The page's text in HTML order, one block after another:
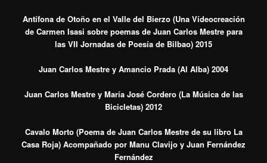
Antífona de Otoño en el Valle del Bierzo (Una Vídeocreación
de Carmen Isasi sobre poemas de Juan Carlos Mestre para
las VII Jornadas de Poesía de Bilbao) 2015
Juan Carlos Mestre y Amancio Prada (Al Alba) 2004
Juan Carlos Mestre y María José Cordero (La Música de las
Bicicletas) 2012
Cavalo Morto (Poema de Juan Carlos Mestre de su libro La
Casa Roja) Acompañado por Manu Clavijo y Juan Fernández
Fernández